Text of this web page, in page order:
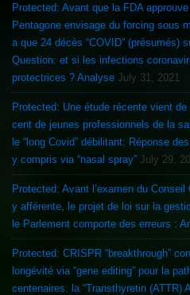
Protected: Avant que la FDA
Pentagone envisage du forcing sous
a que 24 décès “COVID” (présumés)
Question: et si les infections
protectrices ? Analyse July 31, 2021
Protected: Une étude récente vient de
cent de jeunes professionnels de la
le “long Covid” débilitant: Réponse
y compris via “nasal spray” July 29,
Protected: Avant l’examen du
y afférente, le projet de loi sur la
le Parlement comporte des erreurs :
Protected: CRISPR “breakthrough”
longévité via “gene editing” pour la
centenaires: la “Transthyretin (ATTR)